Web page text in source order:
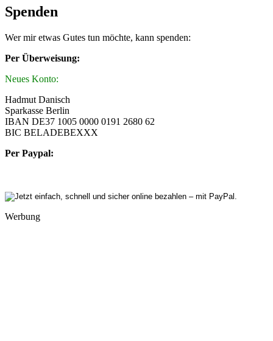
Spenden
Wer mir etwas Gutes tun möchte, kann spenden:
Per Überweisung:
Neues Konto:
Hadmut Danisch
Sparkasse Berlin
IBAN DE37 1005 0000 0191 2680 62
BIC BELADEBEXXX
Per Paypal:
Werbung